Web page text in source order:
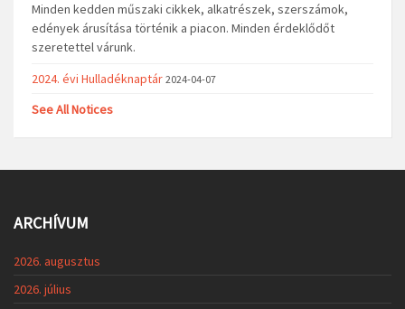
Minden kedden műszaki cikkek, alkatrészek, szerszámok,
edények árusítása történik a piacon. Minden érdeklődőt
szeretettel várunk.
2024. évi Hulladéknaptár 2024-04-07
See All Notices
ARCHÍVUM
2026. augusztus
2026. július